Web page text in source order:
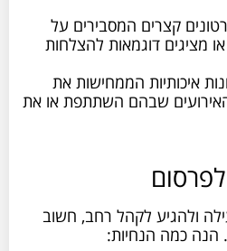
קצרים המסבירים על
או מציגים דוגמאות להצלחות
איכותיות הממחישות את
שבהם השתתפת או את
ולהגיע לקהל רחב, חשוב
הנה כמה הנחיות: